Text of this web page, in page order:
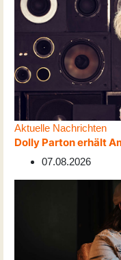
Aktuelle Nachrichten
Dolly Parton erhält
07.08.2026